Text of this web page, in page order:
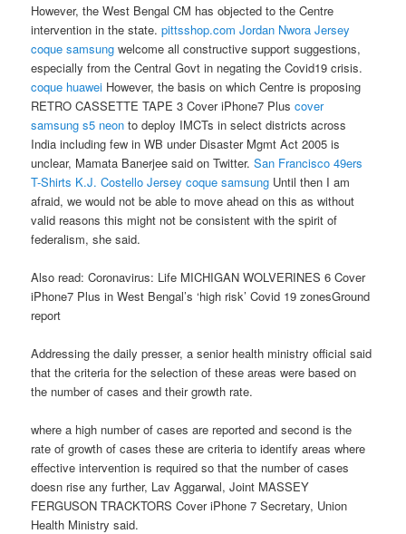
However, the West Bengal CM has objected to the Centre
intervention in the state.pittsshop.com Jordan Nwora Jersey
coque samsung welcome all constructive support suggestions,
especially from the Central Govt in negating the Covid19 crisis.
coque huawei However, the basis on which Centre is proposing
RETRO CASSETTE TAPE 3 Cover iPhone7 Pluscover
samsung s5 neon to deploy IMCTs in select districts across
India including few in WB under Disaster Mgmt Act 2005 is
unclear, Mamata Banerjee said on Twitter.San Francisco 49ers
T-Shirts K.J. Costello Jersey coque samsung Until then I am
afraid, we would not be able to move ahead on this as without
valid reasons this might not be consistent with the spirit of
federalism, she said.
Also read: Coronavirus: Life MICHIGAN WOLVERINES 6 Cover
iPhone7 Plus in West Bengal’s ‘high risk’ Covid 19 zonesGround
report
Addressing the daily presser, a senior health ministry official said
that the criteria for the selection of these areas were based on
the number of cases and their growth rate.
where a high number of cases are reported and second is the
rate of growth of cases these are criteria to identify areas where
effective intervention is required so that the number of cases
doesn rise any further, Lav Aggarwal, Joint MASSEY
FERGUSON TRACKTORS Cover iPhone 7 Secretary, Union
Health Ministry said.